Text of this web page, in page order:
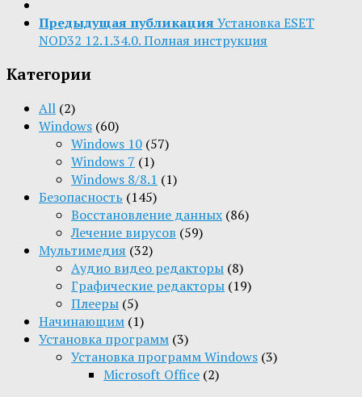
Предыдущая публикация Установка ESET
NOD32 12.1.34.0. Полная инструкция
Категории
All (2)
Windows (60)
Windows 10 (57)
Windows 7 (1)
Windows 8/8.1 (1)
Безопасность (145)
Восстановление данных (86)
Лечение вирусов (59)
Мультимедия (32)
Aудио видео редакторы (8)
Графические редакторы (19)
Плееры (5)
Начинающим (1)
Установка программ (3)
Установка программ Windows (3)
Microsoft Office (2)